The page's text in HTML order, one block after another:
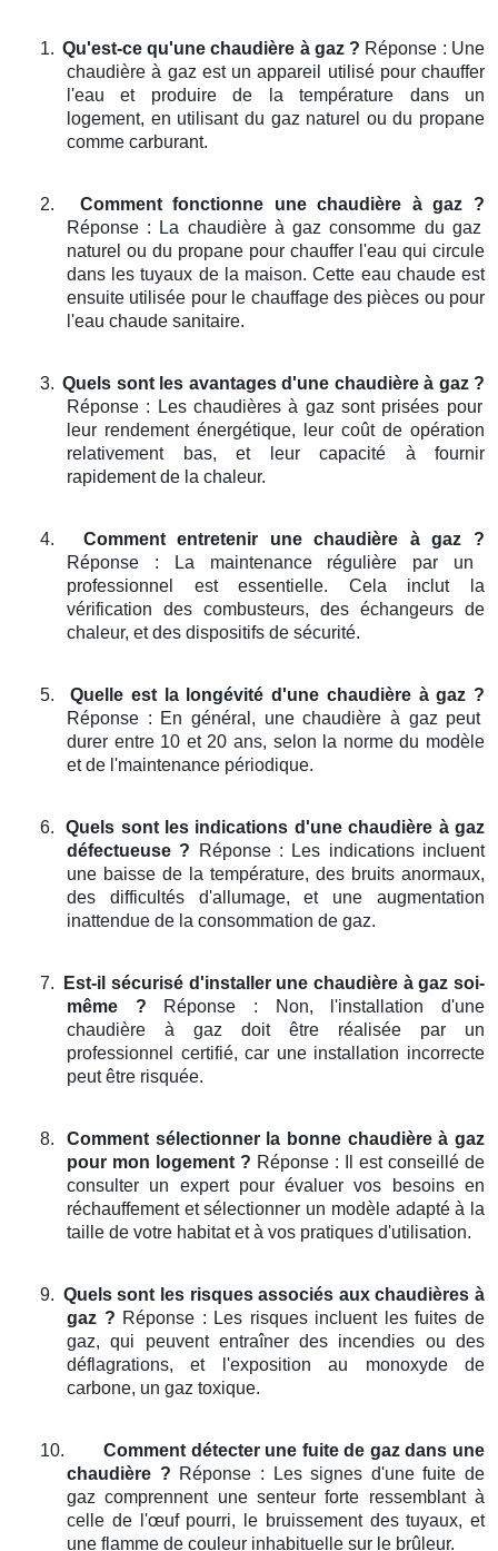
1. Qu'est-ce qu'une chaudière à gaz ? Réponse : Une
chaudière à gaz est un appareil utilisé pour chauffer
l'eau et produire de la température dans un
logement, en utilisant du gaz naturel ou du propane
comme carburant.
2.
Comment fonctionne une chaudière à gaz ?
Réponse : La chaudière à gaz consomme du gaz
naturel ou du propane pour chauffer l'eau qui circule
dans les tuyaux de la maison. Cette eau chaude est
ensuite utilisée pour le chauffage des pièces ou pour
l'eau chaude sanitaire.
3. Quels sont les avantages d'une chaudière à gaz ?
Réponse : Les chaudières à gaz sont prisées pour
leur rendement énergétique, leur coût de opération
relativement bas, et leur capacité à fournir
rapidement de la chaleur.
4.
Comment entretenir une chaudière à gaz ?
Réponse : La maintenance régulière par un
professionnel est essentielle. Cela inclut la
vérification des combusteurs, des échangeurs de
chaleur, et des dispositifs de sécurité.
5.
Quelle est la longévité d'une chaudière à gaz ?
Réponse : En général, une chaudière à gaz peut
durer entre 10 et 20 ans, selon la norme du modèle
et de l'maintenance périodique.
6.
Quels sont les indications d'une chaudière à gaz
défectueuse ? Réponse : Les indications incluent
une baisse de la température, des bruits anormaux,
des difficultés d'allumage, et une augmentation
inattendue de la consommation de gaz.
7.
Est-il sécurisé d'installer une chaudière à gaz soi-
même ? Réponse : Non, l'installation d'une
chaudière à gaz doit être réalisée par un
professionnel certifié, car une installation incorrecte
peut être risquée.
8.
Comment sélectionner la bonne chaudière à gaz
pour mon logement ? Réponse : Il est conseillé de
consulter un expert pour évaluer vos besoins en
réchauffement et sélectionner un modèle adapté à la
taille de votre habitat et à vos pratiques d'utilisation.
9. Quels sont les risques associés aux chaudières à
gaz ? Réponse : Les risques incluent les fuites de
gaz, qui peuvent entraîner des incendies ou des
déflagrations, et l'exposition au monoxyde de
carbone, un gaz toxique.
10.
Comment détecter une fuite de gaz dans une
chaudière ? Réponse : Les signes d'une fuite de
gaz comprennent une senteur forte ressemblant à
celle de l'œuf pourri, le bruissement des tuyaux, et
une flamme de couleur inhabituelle sur le brûleur.